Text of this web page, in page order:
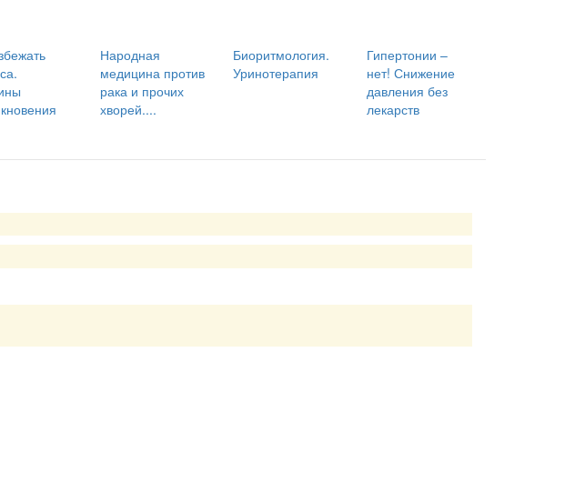
Народная
медицина против
рака и прочих
хворей....
Биоритмология.
Уринотерапия
Гипертонии –
нет! Снижение
давления без
лекарств